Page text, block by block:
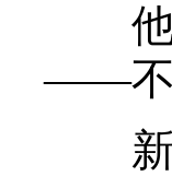
他
——不
新时